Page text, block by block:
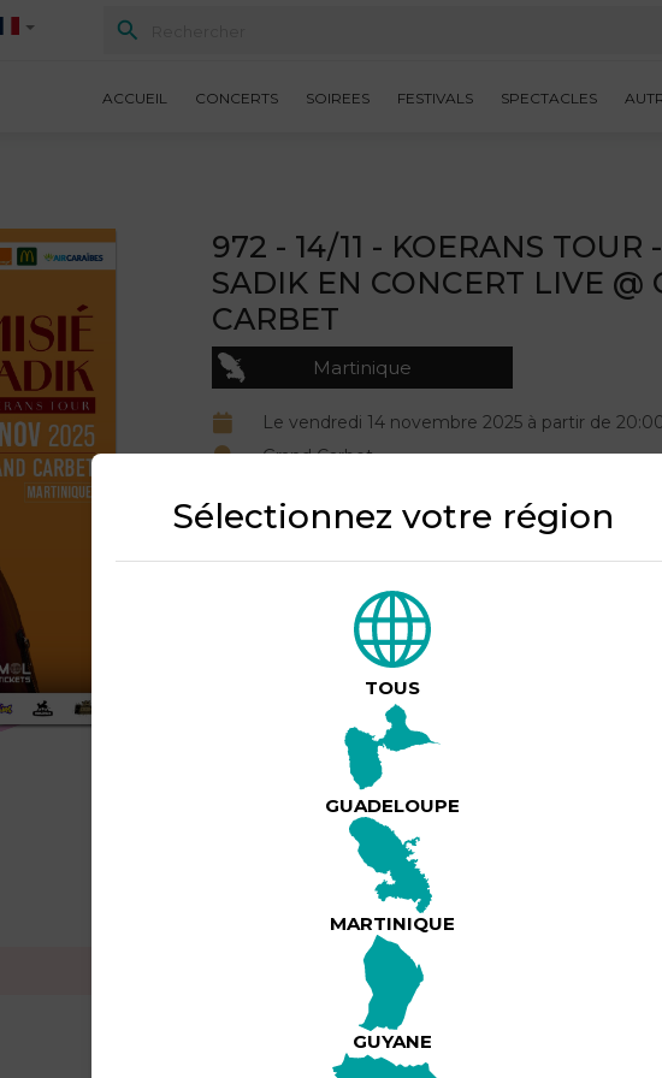
ACCUEIL CONCERTS SOIREES FESTIVALS SPECTACLES
972 - 14/11 - KOERANS TOUR
SADIK EN CONCERT LIVE @
CARBET
Martinique
Le vendredi 14 novembre 2025 à partir de
Grand Carbet
LBTM présente : Misié Sadik - Koréans Tour
Misié Sadik viendra présenter son tout
Koérans en Martinique le vendredi 14
Ouverture des portes : 19H00
Début du spectacle : 20H00
Lieu : Grand Carbet, Fort-de-France, Martinique
Infoline : 06 90 159 049
Réservation CE (uniquement par mail) :
hello.lbtm@gmail.com
Dates de la tournée Misié Sadik :
Sélectionnez votre région
TOUS
GUADELOUPE
MARTINIQUE
GUYANE